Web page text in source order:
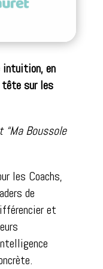
intuition, en
tête sur les
“Ma Boussole
les Coachs,
de
et